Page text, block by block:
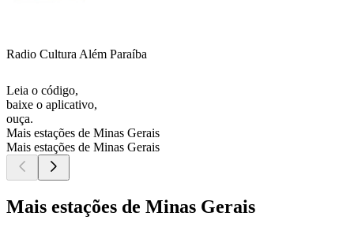
Radio Cultura Além Paraíba
Leia o código,
baixe o aplicativo,
ouça.
Mais estações de Minas Gerais
Mais estações de Minas Gerais
Mais estações de Minas Gerais